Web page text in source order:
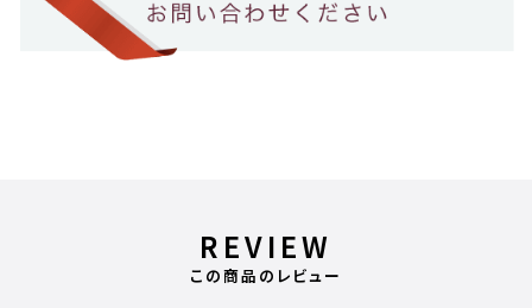
REVIEW
この商品のレビュー